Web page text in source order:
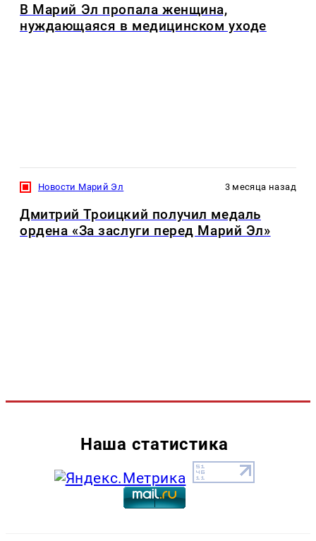
В Марий Эл пропала женщина,
нуждающаяся в медицинском уходе
Новости Марий Эл 3 месяца назад
Дмитрий Троицкий получил медаль
ордена «За заслуги перед Марий Эл»
Наша статистика